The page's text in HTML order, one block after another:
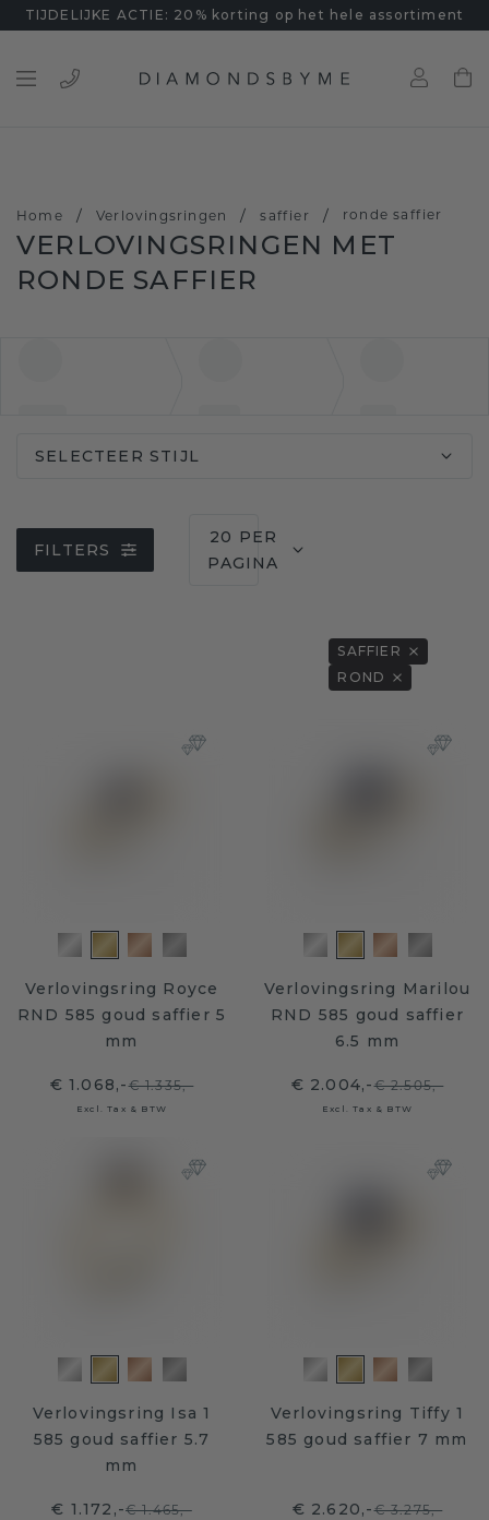
TIJDELIJKE ACTIE: 20% korting op het hele assortiment
Home / Verlovingsringen / saffier / ronde saffier
VERLOVINGSRINGEN MET
RONDE SAFFIER
SELECTEER STIJL
FILTERS
20 PER
PAGINA
SAFFIER
ROND
Verlovingsring Royce
RND 585 goud saffier 5
mm
€ 1.068,-€ 1.335,-
Excl. Tax & BTW
Verlovingsring Marilou
RND 585 goud saffier
6.5 mm
€ 2.004,-€ 2.505,-
Excl. Tax & BTW
Verlovingsring Isa 1
585 goud saffier 5.7
mm
€ 1.172,-€ 1.465,-
Verlovingsring Tiffy 1
585 goud saffier 7 mm
€ 2.620,-€ 3.275,-